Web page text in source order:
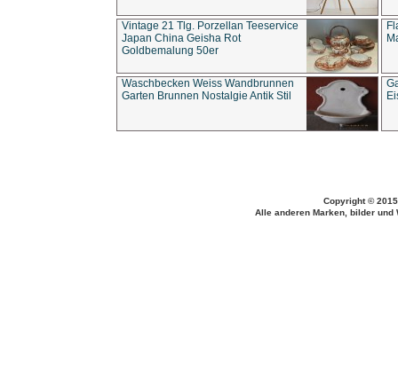
Vintage 21 Tlg. Porzellan Teeservice
Japan China Geisha Rot
Goldbemalung 50er
Waschbecken Weiss Wandbrunnen
Garten Brunnen Nostalgie Antik Stil
Copyright ©
Alle anderen Marken, bilder und